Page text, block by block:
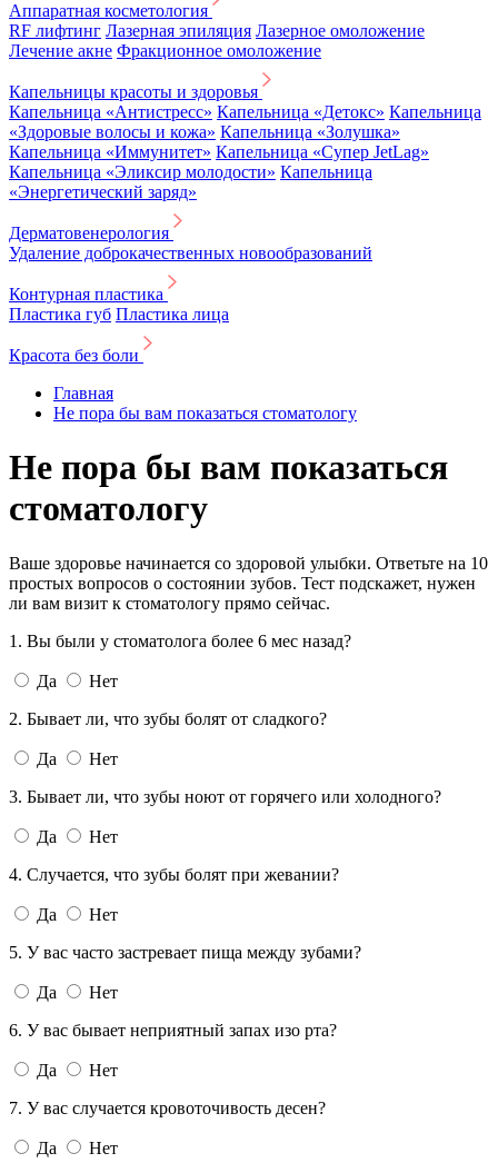
Аппаратная косметология
RF лифтинг Лазерная эпиляция Лазерное омоложение
Лечение акне Фракционное омоложение
Капельницы красоты и здоровья
Капельница «Антистресс» Капельница «Детокс» Капельница
«Здоровые волосы и кожа» Капельница «Золушка»
Капельница «Иммунитет» Капельница «Супер JetLag»
Капельница «Эликсир молодости» Капельница
«Энергетический заряд»
Дерматовенерология
Удаление доброкачественных новообразований
Контурная пластика
Пластика губ Пластика лица
Красота без боли
Главная
Не пора бы вам показаться стоматологу
Не пора бы вам показаться
стоматологу
Ваше здоровье начинается со здоровой улыбки. Ответьте на 10
простых вопросов о состоянии зубов. Тест подскажет, нужен
ли вам визит к стоматологу прямо сейчас.
1. Вы были у cтоматолога более 6 мес назад?
Да
Нет
2. Бывает ли, что зубы болят от сладкого?
Да
Нет
3. Бывает ли, что зубы ноют от горячего или холодного?
Да
Нет
4. Случается, что зубы болят при жевании?
Да
Нет
5. У вас часто застревает пища между зубами?
Да
Нет
6. У вас бывает неприятный запах изо рта?
Да
Нет
7. У вас случается кровоточивость десен?
Да
Нет